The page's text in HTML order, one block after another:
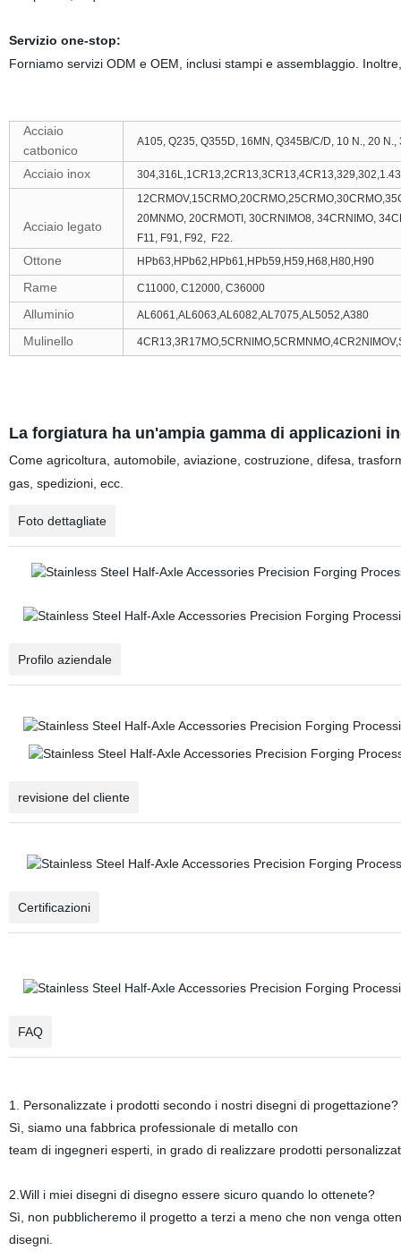
Servizio one-stop:
Forniamo servizi ODM e OEM, inclusi stampi e assemblaggio.
Acciaio
catbonico
A105, Q235, Q355D, 16MN, Q345B/C/D, 10 N., 20 N.,
Acciaio inox
Acciaio legato
20MNMO, 20CRMOTI, 30CRNIMO8, 34CRNIMO,
F11, F91, F92, F22.
Ottone HPb63,HPb62,HPb61,HPb59,H59,H68,H80,H90
Rame C11000, C12000, C36000
Alluminio AL6061,AL6063,AL6082,AL7075,AL5052,A380
Mulinello
La forgiatura ha un'ampia gamma di applicazioni
Comeagricoltura, automobile, aviazione, costruzione, difesa,
gas, spedizioni, ecc.
Foto dettagliate
Profilo aziendale
revisione del cliente
Certificazioni
FAQ
1. Personalizzate i prodotti secondo i nostri disegni di progettazione?
Sì, siamo una fabbrica professionale di metallo con
team di ingegneri esperti, in grado di realizzare prodotti
2.Will i miei disegni di disegno essere sicuro quando lo ottenete?
Sì, non pubblicheremo il progetto a terzi a meno che non venga
disegni.